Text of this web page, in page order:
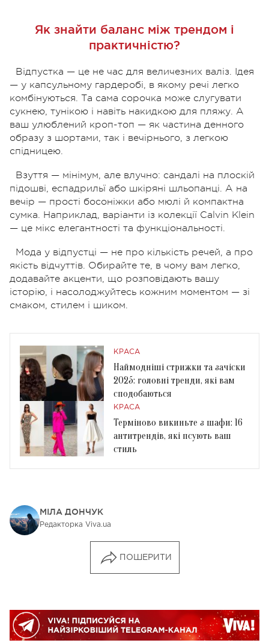
Як знайти баланс між трендом і
практичністю?
Відпустка — це не час для величезних валіз. Ідея
— у капсульному гардеробі, в якому речі легко
комбінуються. Та сама сорочка може слугувати
сукнею, тунікою і навіть накидкою для пляжу. А
ваш улюблений кроп-топ — як частина денного
образу з шортами, так і вечірнього, з легкою
спідницею.
Взуття — мінімум, але влучно: сандалі на плоскій
підошві, еспадрильї або шкіряні шльопанці. А на
вечір — прості босоніжки або мюлі й компактна
сумка. Наприклад, варіанти із колекції Calvin Klein
— це мікс елегантності та функціональності.
Мода у відпустці — не про кількість речей, а про
якість відчуттів. Обирайте те, в чому вам легко,
додавайте акценти, що розповідають вашу
історію, і насолоджуйтесь кожним моментом — зі
смаком, стилем і шиком.
КРАСА
Наймодніші стрижки та зачіски
2025: головні тренди, які вам
сподобаються
КРАСА
Терміново викиньте з шафи: 16
антитрендів, які псують ваш
стиль
МІЛА ДОНЧУК
Редакторка Viva.ua
ПОШЕРИТИ